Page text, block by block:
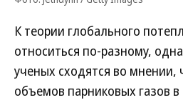
К теории глобального
относиться по-разному,
ученых сходятся во мнении,
объемов парниковых газов